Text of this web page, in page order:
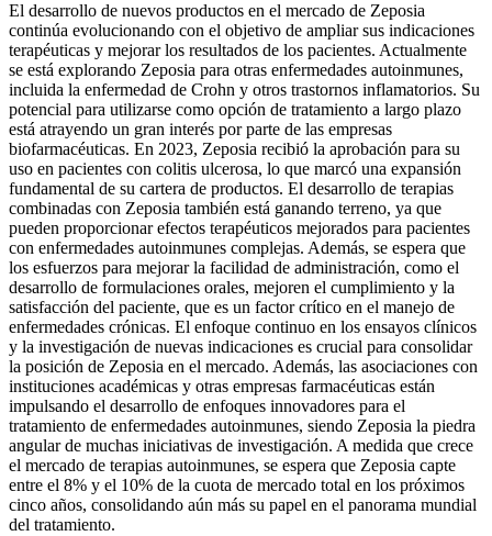
El desarrollo de nuevos productos en el mercado de Zeposia
continúa evolucionando con el objetivo de ampliar sus indicaciones
terapéuticas y mejorar los resultados de los pacientes. Actualmente
se está explorando Zeposia para otras enfermedades autoinmunes,
incluida la enfermedad de Crohn y otros trastornos inflamatorios. Su
potencial para utilizarse como opción de tratamiento a largo plazo
está atrayendo un gran interés por parte de las empresas
biofarmacéuticas. En 2023, Zeposia recibió la aprobación para su
uso en pacientes con colitis ulcerosa, lo que marcó una expansión
fundamental de su cartera de productos. El desarrollo de terapias
combinadas con Zeposia también está ganando terreno, ya que
pueden proporcionar efectos terapéuticos mejorados para pacientes
con enfermedades autoinmunes complejas. Además, se espera que
los esfuerzos para mejorar la facilidad de administración, como el
desarrollo de formulaciones orales, mejoren el cumplimiento y la
satisfacción del paciente, que es un factor crítico en el manejo de
enfermedades crónicas. El enfoque continuo en los ensayos clínicos
y la investigación de nuevas indicaciones es crucial para consolidar
la posición de Zeposia en el mercado. Además, las asociaciones con
instituciones académicas y otras empresas farmacéuticas están
impulsando el desarrollo de enfoques innovadores para el
tratamiento de enfermedades autoinmunes, siendo Zeposia la piedra
angular de muchas iniciativas de investigación. A medida que crece
el mercado de terapias autoinmunes, se espera que Zeposia capte
entre el 8% y el 10% de la cuota de mercado total en los próximos
cinco años, consolidando aún más su papel en el panorama mundial
del tratamiento.